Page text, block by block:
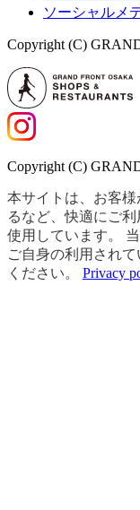
ソーシャルメ
Copyright (C)
Copyright (C)
本サイトは、お客
るなど、快適にご
使用しています。
ご自身の利用され
ください。 Privacy